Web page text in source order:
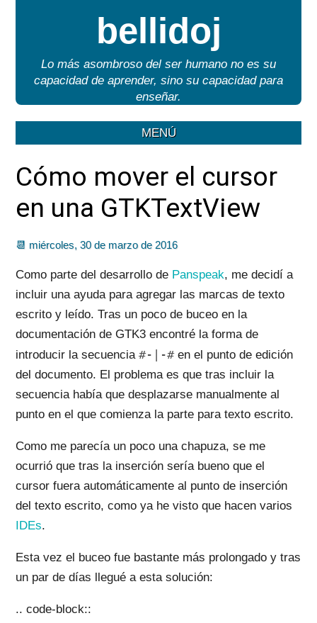
bellidoj
Lo más asombroso del ser humano no es su
capacidad de aprender, sino su capacidad para
enseñar.
MENÚ
Cómo mover el cursor
en una GTKTextView
📆 miércoles, 30 de marzo de 2016
Como parte del desarrollo de Panspeak, me decidí a
incluir una ayuda para agregar las marcas de texto
escrito y leído. Tras un poco de buceo en la
documentación de GTK3 encontré la forma de
introducir la secuencia#-|-#en el punto de edición
del documento. El problema es que tras incluir la
secuencia había que desplazarse manualmente al
punto en el que comienza la parte para texto escrito.
Como me parecía un poco una chapuza, se me
ocurrió que tras la inserción sería bueno que el
cursor fuera automáticamente al punto de inserción
del texto escrito, como ya he visto que hacen varios
IDEs.
Esta vez el buceo fue bastante más prolongado y tras
un par de días llegué a esta solución:
.. code-block::